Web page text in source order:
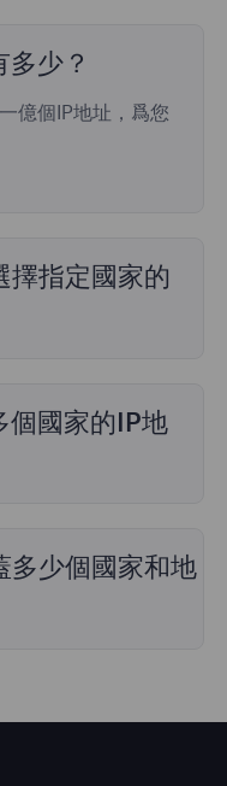
少？
億個IP地址，爲您
擇指定國家的
提供36個國家的代
國家。
個國家的IP地
由選擇和切換不同
多少個國家和地